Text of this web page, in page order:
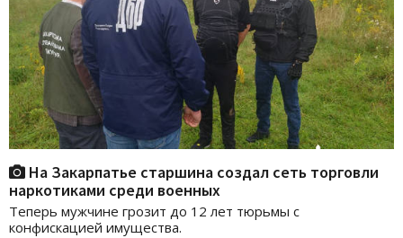
На Закарпатье старшина создал сеть торговли
наркотиками среди военных
Теперь мужчине грозит до 12 лет тюрьмы с
конфискацией имущества.